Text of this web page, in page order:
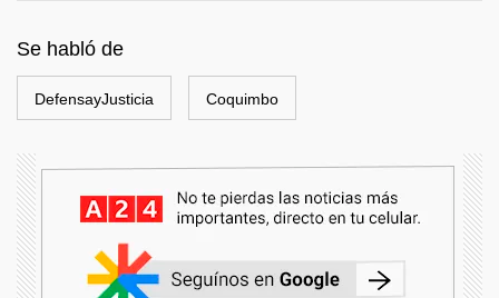
Se habló de
DefensayJusticia Coquimbo